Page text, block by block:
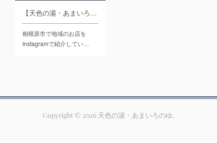
【天色の湯・あまいろのゆ】紹介動画ができました！
相模原市で地域のお店を
Instagramで紹介してい…
Copyright © 2026 天色の湯・あまいろのゆ.